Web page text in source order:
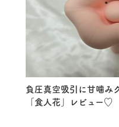
負圧真空吸引に甘噛み
「食人花」レビュー♡